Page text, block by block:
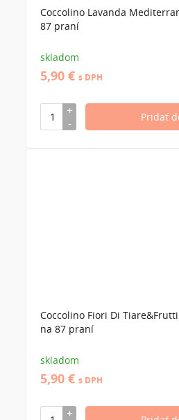
Coccolino Lavanda
87 praní
skladom
5,90 € s DPH
Coccolino Fiori Di
na 87 praní
skladom
5,90 € s DPH